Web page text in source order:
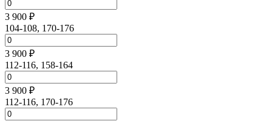
3 900 ₽
104-108, 170-176
3 900 ₽
112-116, 158-164
3 900 ₽
112-116, 170-176